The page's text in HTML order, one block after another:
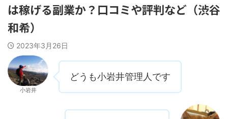
は稼げる副業か？口コミや評判など（渋谷
和希）
2023年3月26日
小岩井
どうも小岩井管理人です